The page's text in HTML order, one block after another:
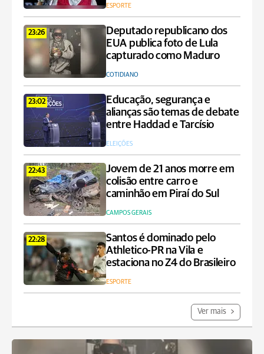
ESPORTE
23:26
Deputado republicano dos
EUA publica foto de Lula
capturado como Maduro
COTIDIANO
23:02
Educação, segurança e
alianças são temas de debate
entre Haddad e Tarcísio
ELEIÇÕES
22:43
Jovem de 21 anos morre em
colisão entre carro e
caminhão em Piraí do Sul
CAMPOS GERAIS
22:28
Santos é dominado pelo
Athletico-PR na Vila e
estaciona no Z4 do Brasileiro
ESPORTE
Ver mais